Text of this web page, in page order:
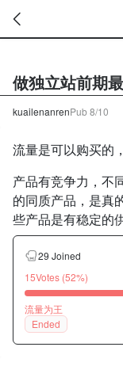
做独立站前期
kuailenanrenPub8/10
流量是可以购买的
产品有竞争力，不
的同质产品，是真
些产品是有稳定的
29 Joined
15Votes (52%)
流量为王
Ended